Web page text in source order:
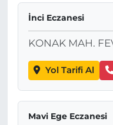
İnci Eczanesi
KONAK MAH.
Yol Tarifi Al
Mavi Ege Eczanesi